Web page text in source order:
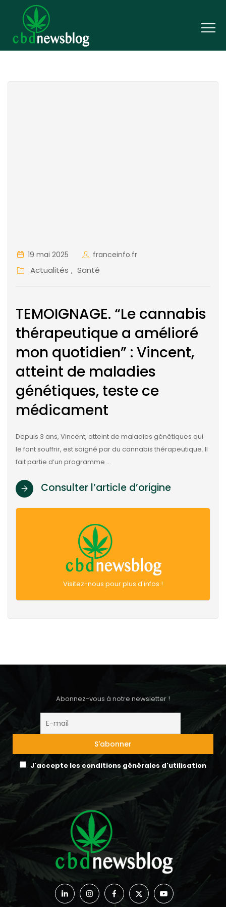
19 mai 2025 franceinfo.fr
Actualités , Santé
TEMOIGNAGE. “Le cannabis
thérapeutique a amélioré
mon quotidien” : Vincent,
atteint de maladies
génétiques, teste ce
médicament
Depuis 3 ans, Vincent, atteint de maladies génétiques qui
le font souffrir, est soigné par du cannabis thérapeutique. Il
fait partie d’un programme …
Consulter l’article d’origine
Visitez-nous pour plus d'infos !
Abonnez-vous à notre newsletter !
J'accepte les conditions générales d'utilisation